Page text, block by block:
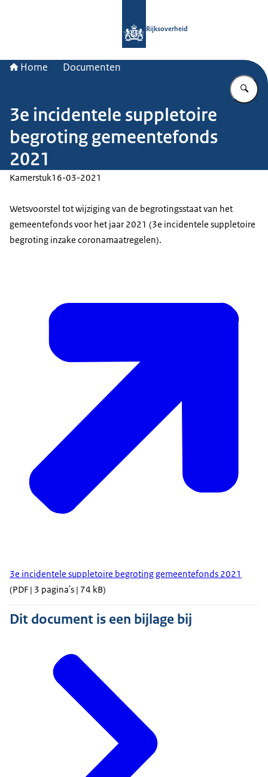
Rijksoverheid
Home Documenten
3e incidentele suppletoire
begroting gemeentefonds
2021
Kamerstuk16-03-2021
Wetsvoorstel tot wijziging van de begrotingsstaat van het
gemeentefonds voor het jaar 2021 (3e incidentele suppletoire
begroting inzake coronamaatregelen).
3e incidentele suppletoire begroting gemeentefonds 2021
(PDF | 3 pagina's | 74 kB)
Dit document is een bijlage bij